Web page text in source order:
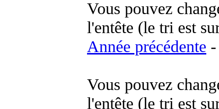
Vous pouvez
l'entête (le tri est
Année précédente
Vous pouvez
l'entête (le tri est